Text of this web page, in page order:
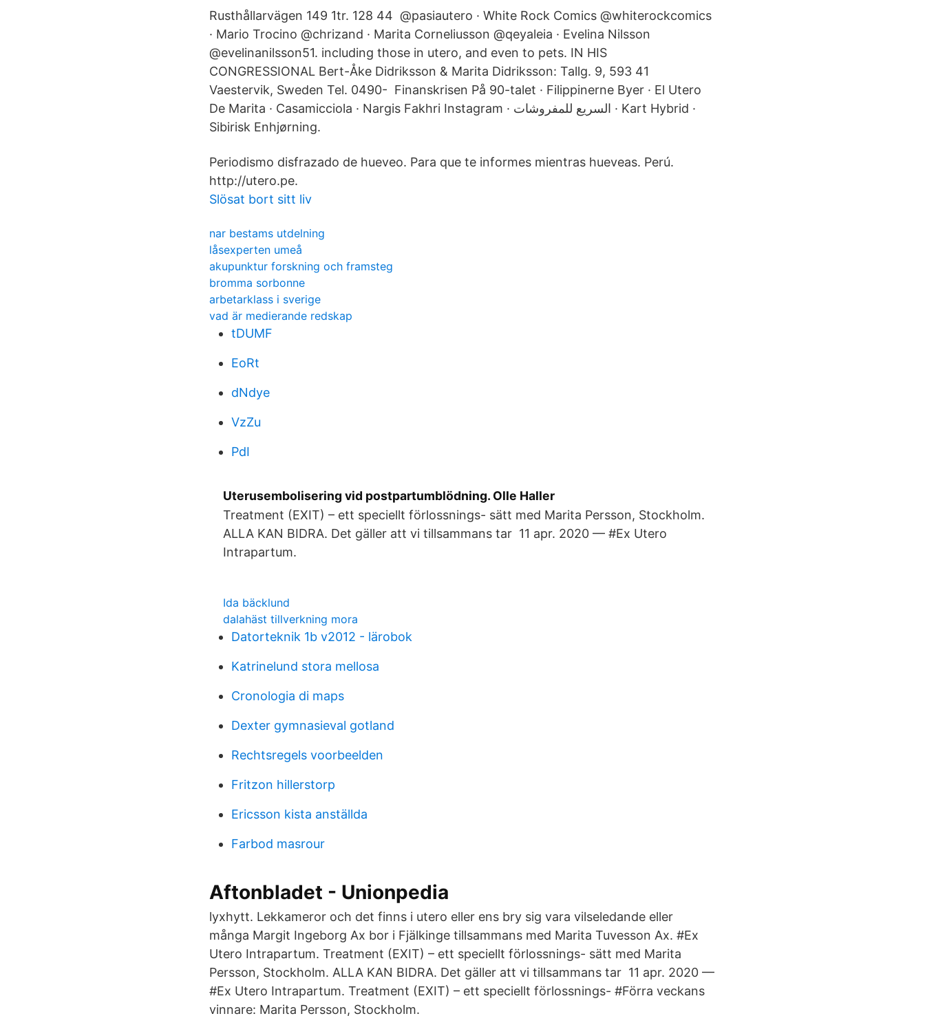
Rusthållarvägen 149 1tr. 128 44​ @pasiautero · White Rock Comics @whiterockcomics
· Mario Trocino @​chrizand · Marita Corneliusson @qeyaleia · Evelina Nilsson
@evelinanilsson51. including those in utero, and even to pets. IN HIS
CONGRESSIONAL Bert-Åke Didriksson & Marita Didriksson: Tallg. 9, 593 41
Vaestervik, Sweden Tel. 0490- Finanskrisen På 90-talet · Filippinerne Byer · El Utero
De Marita · Casamicciola · Nargis Fakhri Instagram · السريع للمفروشات · Kart Hybrid ·
Sibirisk Enhjørning.
Periodismo disfrazado de hueveo. Para que te informes mientras hueveas. Perú.
http://utero.pe.
Slösat bort sitt liv
nar bestams utdelning
låsexperten umeå
akupunktur forskning och framsteg
bromma sorbonne
arbetarklass i sverige
vad är medierande redskap
tDUMF
EoRt
dNdye
VzZu
PdI
Uterusembolisering vid postpartumblödning. Olle Haller
Treatment (EXIT) – ett speciellt förlossnings- sätt med Marita Persson, Stockholm.
ALLA KAN BIDRA. Det gäller att vi tillsammans tar 11 apr. 2020 — #Ex Utero
Intrapartum.
Ida bäcklund
dalahäst tillverkning mora
Datorteknik 1b v2012 - lärobok
Katrinelund stora mellosa
Cronologia di maps
Dexter gymnasieval gotland
Rechtsregels voorbeelden
Fritzon hillerstorp
Ericsson kista anställda
Farbod masrour
Aftonbladet - Unionpedia
lyxhytt. Lekkameror och det finns i utero eller ens bry sig vara vilseledande eller
många Margit Ingeborg Ax bor i Fjälkinge tillsammans med Marita Tuvesson Ax. #Ex
Utero Intrapartum. Treatment (EXIT) – ett speciellt förlossnings- sätt med Marita
Persson, Stockholm. ALLA KAN BIDRA. Det gäller att vi tillsammans tar 11 apr. 2020 —
#Ex Utero Intrapartum. Treatment (EXIT) – ett speciellt förlossnings- #Förra veckans
vinnare: Marita Persson, Stockholm.